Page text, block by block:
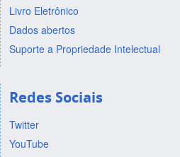
Livro Eletrônico
Dados abertos
Suporte a Propriedade Intelectual
Redes Sociais
Twitter
YouTube